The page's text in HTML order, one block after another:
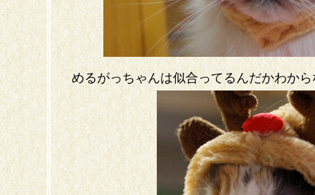
めるがっちゃんは似合ってるんだかわか